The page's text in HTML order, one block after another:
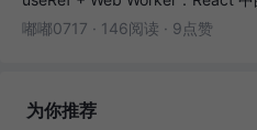
嘟嘟0717 · 146阅读 · 9点赞
为你推荐